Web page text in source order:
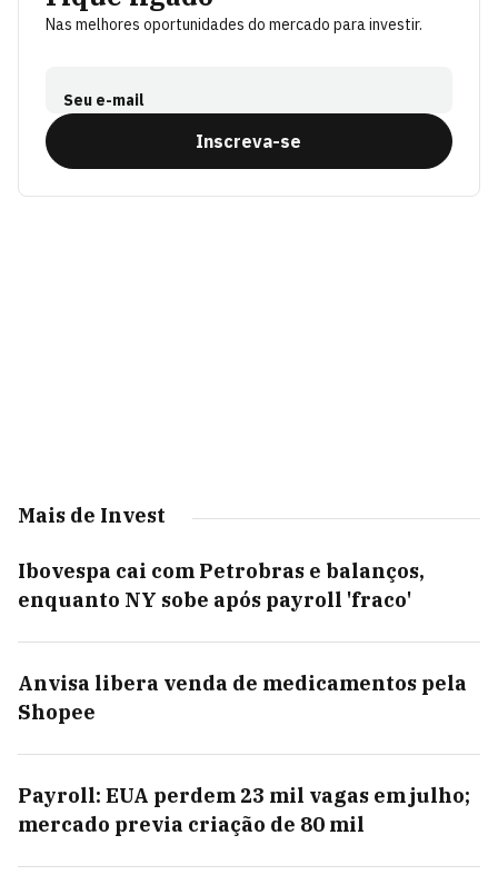
Nas melhores oportunidades do mercado para investir.
Seu e-mail
Inscreva-se
Mais de Invest
Ibovespa cai com Petrobras e balanços,
enquanto NY sobe após payroll 'fraco'
Anvisa libera venda de medicamentos pela
Shopee
Payroll: EUA perdem 23 mil vagas em julho;
mercado previa criação de 80 mil